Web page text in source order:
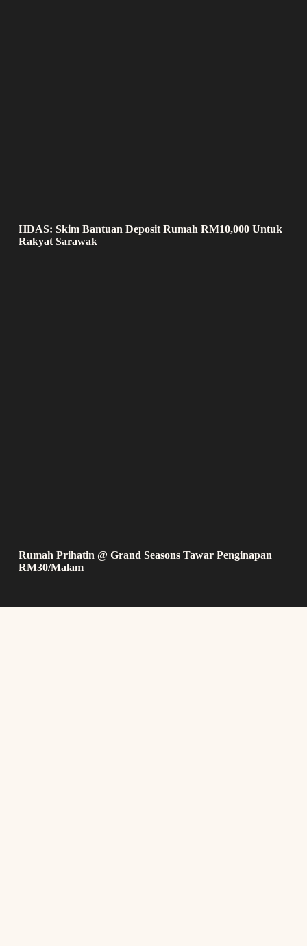
HDAS: Skim Bantuan Deposit Rumah RM10,000 Untuk
Rakyat Sarawak
Rumah Prihatin @ Grand Seasons Tawar Penginapan
RM30/Malam